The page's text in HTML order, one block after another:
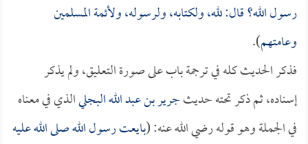
رسول الله؟ قال: لله، ولكتابه، ولرسوله، ولأئمة المسلمين
وعامتهم).
فذكر الحديث كله في ترجمة باب على صورة التعليق، ولم يذكر
إسناده، ثم ذكر تحته حديثجرير بن عبد الله البجليالذي في معناه
في الجملة وهو قوله رضي الله عنه: (بايعت رسول الله صلى الله عليه